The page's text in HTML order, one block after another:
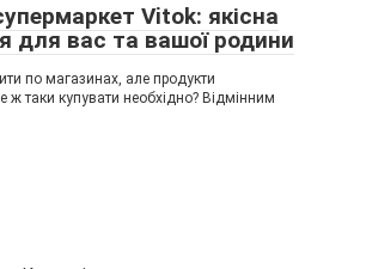
Vitok: якісна
для вас та вашої родини
по магазинах, але продукти
ж таки купувати необхідно? Відмінним